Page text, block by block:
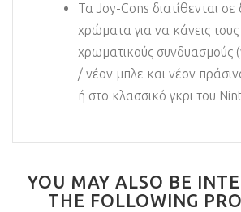
Τα Joy-Cons διατίθενται
χρώματα για να κάνεις τους
χρωματικούς συνδυασμούς
/ νέον μπλε και νέον
ή στο κλασσικό γκρι του
YOU MAY ALSO BE
THE FOLLOWING